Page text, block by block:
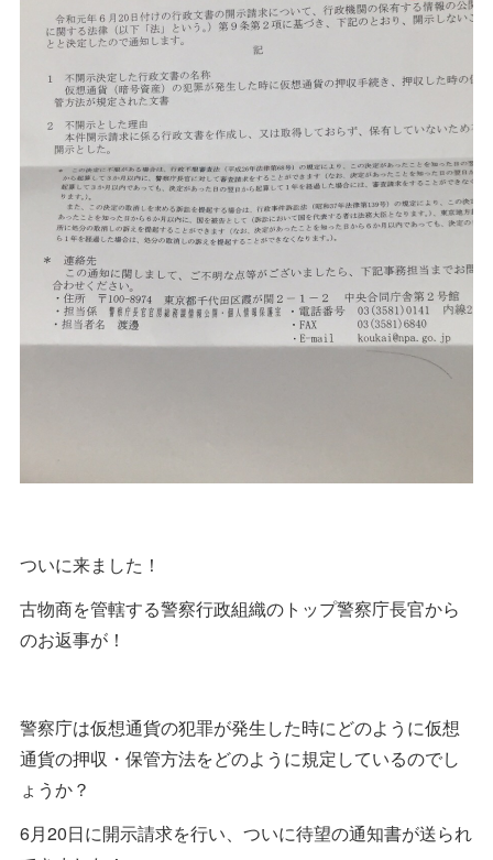
ついに来ました！
古物商を管轄する警察行政組織のトップ警察庁長官から
のお返事が！
警察庁は仮想通貨の犯罪が発生した時にどのように仮想
通貨の押収・保管方法をどのように規定しているのでし
ょうか？
6月20日に開示請求を行い、ついに待望の通知書が送られ